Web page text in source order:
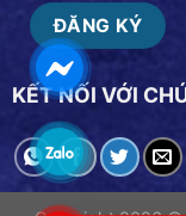
KẾT NỐI VỚI